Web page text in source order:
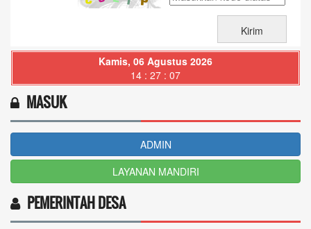
Kamis, 06 Agustus 2026
14 : 27 : 08
MASUK
ADMIN
LAYANAN MANDIRI
PEMERINTAH DESA